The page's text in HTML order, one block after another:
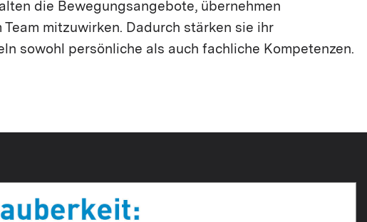
die Bewegungsangebote, übernehmen
mitzuwirken. Dadurch stärken sie ihr
sowohl persönliche als auch fachliche Kompetenzen.